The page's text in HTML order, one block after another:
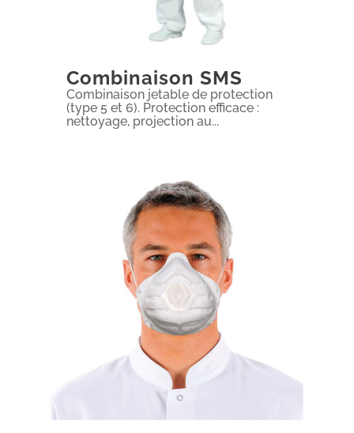
Combinaison SMS
Combinaison jetable de protection
(type 5 et 6). Protection efficace :
nettoyage, projection au...